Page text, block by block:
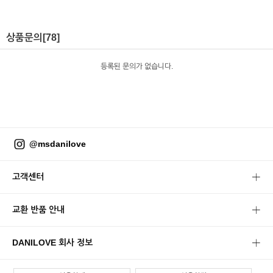
상품문의 [78]
등록된 문의가 없습니다.
@msdanilove
고객센터
교환 반품 안내
DANILOVE 회사 정보